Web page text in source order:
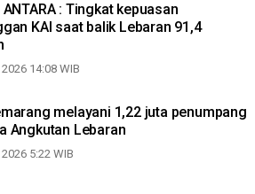
: Tingkat kepuasan
KAI saat balik Lebaran 91,4
14:08 WIB
melayani 1,22 juta penumpang
Angkutan Lebaran
5:22 WIB